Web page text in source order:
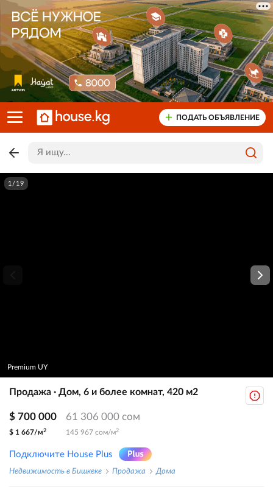
ПОДАТЬ ОБЪЯВЛЕНИЕ
1/19
Premium UY
Продажа · Дом, 6 и более комнат, 420 м2
$ 700 000 61 306 000 сом
$ 1 667/м2 145 967 сом/м2
Подключите House Plus
Недвижимость в Бишкеке Продажа Дома